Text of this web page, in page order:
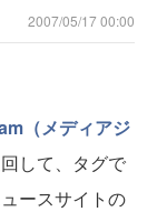
2007/05/17 00:00
（メディアジ
して、タグで
ースサイトの